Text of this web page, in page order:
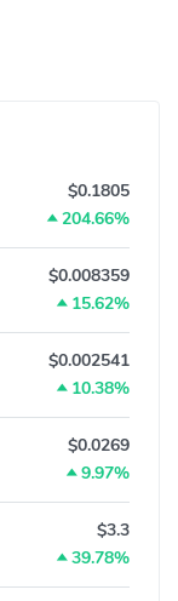
$0.1805
204.66%
$0.008359
15.62%
$0.002541
10.38%
$0.0269
9.97%
$3.3
39.78%